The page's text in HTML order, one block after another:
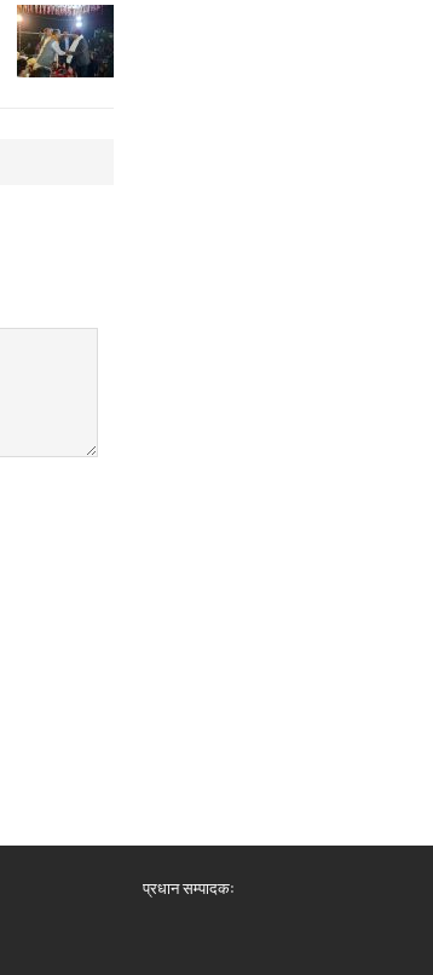
प्रधान सम्पादकः